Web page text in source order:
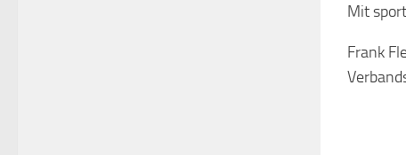
Mit
Frank